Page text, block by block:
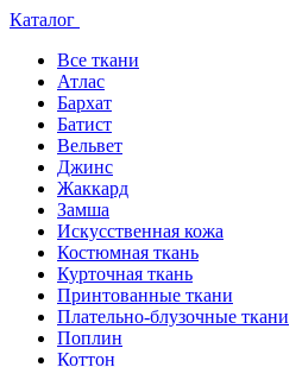
Каталог
Все ткани
Атлас
Бархат
Батист
Вельвет
Джинс
Жаккард
Замша
Искусственная кожа
Костюмная ткань
Курточная ткань
Принтованные ткани
Плательно-блузочные ткани
Поплин
Коттон